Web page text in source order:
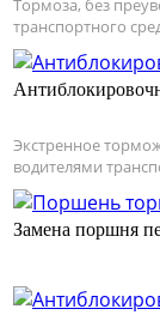
Тормоза, без
транспортного
Экстренное
водителями
Замена поршня